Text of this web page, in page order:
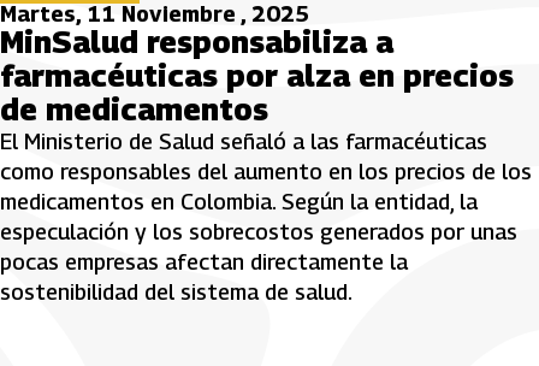
Martes, 11 Noviembre , 2025
MinSalud responsabiliza a
farmacéuticas por alza en precios
de medicamentos
El Ministerio de Salud señaló a las farmacéuticas
como responsables del aumento en los precios de los
medicamentos en Colombia. Según la entidad, la
especulación y los sobrecostos generados por unas
pocas empresas afectan directamente la
sostenibilidad del sistema de salud.